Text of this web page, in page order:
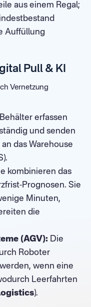
aus einem Regal;
Auffüllung
Pull & KI
Vernetzung
erfassen
und senden
das Warehouse
kombinieren das
Prognosen. Sie
Minuten,
die
(AGV): Die
Roboter
wenn eine
Leerfahrten
).